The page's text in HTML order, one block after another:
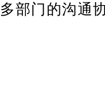
多部门的沟通